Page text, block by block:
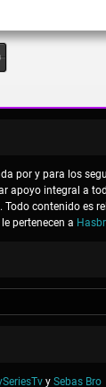
por y para los
apoyo integral a
contenido es
pertenecen a
y Sebas Bro